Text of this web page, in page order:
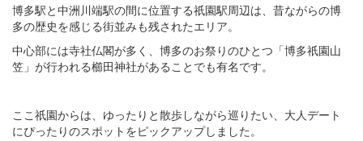
博多駅と中洲川端駅の間に位置する祇園駅周辺は、昔ながらの博
多の歴史を感じる街並みも残されたエリア。
中心部には寺社仏閣が多く、博多のお祭りのひとつ「博多祇園山
笠」が行われる櫛田神社があることでも有名です。
ここ祇園からは、ゆったりと散歩しながら巡りたい、大人デート
にぴったりのスポットをピックアップしました。